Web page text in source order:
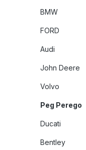
BMW
FORD
Audi
John Deere
Volvo
Peg Perego
Ducati
Bentley